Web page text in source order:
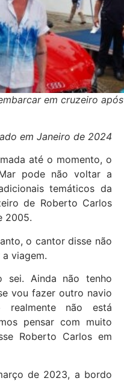
em cruzeiro após
em Janeiro de 2024
até o momento, o
pode não voltar a
temáticos da
de Roberto Carlos
2005.
o cantor disse não
viagem.
sei. Ainda não tenho
vou fazer outro navio
não está
pensar com muito
Roberto Carlos em
de 2023, a bordo